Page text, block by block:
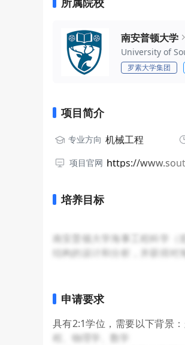
南安普顿大学
University of
罗素大学集团
项目简介
专业方向 机械工程
项目官网
培养目标
南安普顿大学海事工程科学（
结构的设计和分析，并获得
能。该课程适合有意专注于
申请要求
具有2:1学位，需要以下背景
程、物理学、数学